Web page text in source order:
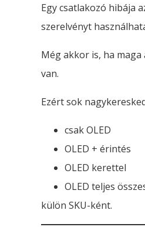
Egy csatlakozó hibája
szerelvényt
Még akkor is, ha
van.
Ezért sok
csak OLED
OLED + érintés
OLED kerettel
OLED teljes
külön SKU-ként.